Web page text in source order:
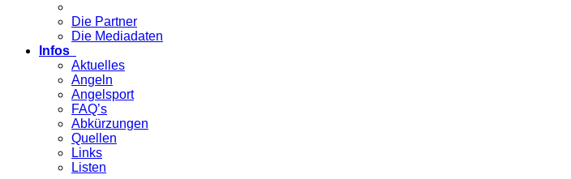
Die Partner
Die Mediadaten
Infos
Aktuelles
Angeln
Angelsport
FAQ’s
Abkürzungen
Quellen
Links
Listen